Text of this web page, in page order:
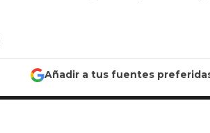
Añadir a tus fuentes